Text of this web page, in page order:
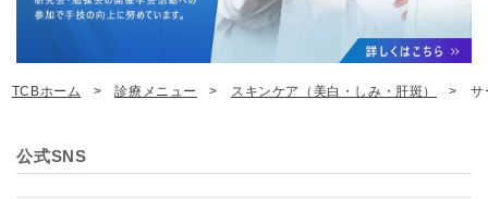
TCBホーム 診療メニュー スキンケア（美白・しみ・肝斑） サ
公式SNS